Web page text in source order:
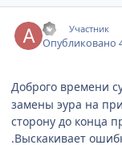
all Участник
Опубликовано
Доброго времени
замены эура на
сторону до конца
.Выскакивает